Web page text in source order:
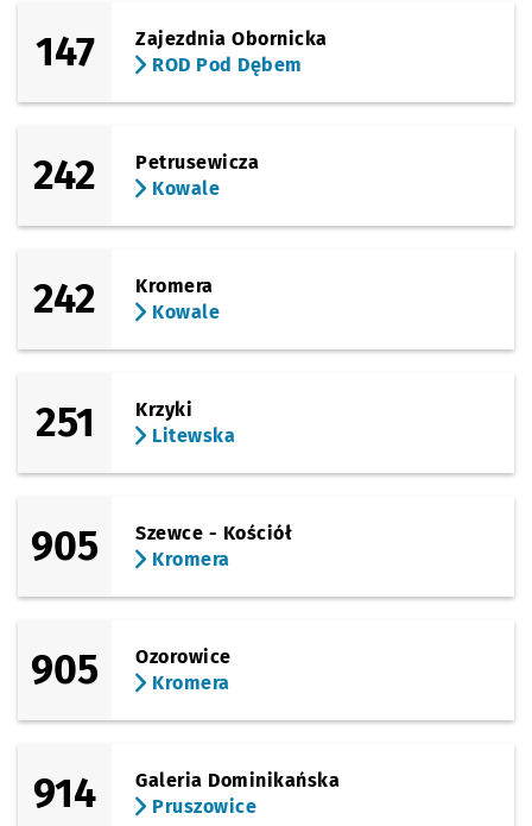
147
Zajezdnia Obornicka
ROD Pod Dębem
242
Petrusewicza
Kowale
242
Kromera
Kowale
251
Krzyki
Litewska
905
Szewce - Kościół
Kromera
905
Ozorowice
Kromera
914
Galeria Dominikańska
Pruszowice